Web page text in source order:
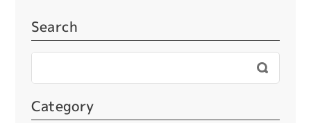
Search
Category